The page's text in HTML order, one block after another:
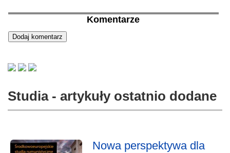
Komentarze
Studia - artykuły ostatnio dodane
Nowa perspektywa dla